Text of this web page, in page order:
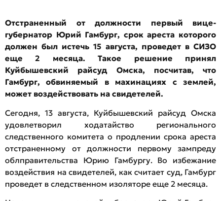
Отстраненный от должности первый вице-
губернатор Юрий Гамбург, срок ареста которого
должен был истечь 15 августа, проведет в СИЗО
еще 2 месяца. Такое решение принял
Куйбышевский райсуд Омска, посчитав, что
Гамбург, обвиняемый в махинациях с землей,
может воздействовать на свидетелей.
Сегодня, 13 августа, Куйбышевский райсуд Омска
удовлетворил ходатайство регионального
следственного комитета о продлении срока ареста
отстраненному от должности первому зампреду
облправительства Юрию Гамбургу. Во избежание
воздействия на свидетелей, как считает суд, Гамбург
проведет в следственном изоляторе еще 2 месяца.